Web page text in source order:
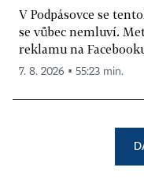
V Podpásovce se
se vůbec nemluví.
reklamu na
7. 8. 2026 ▪ 55:23 min.